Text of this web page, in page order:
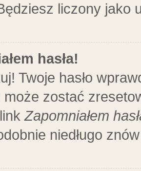
liczony jako
hasła!
Twoje hasło
może zostać
Zapomniałem
niedługo